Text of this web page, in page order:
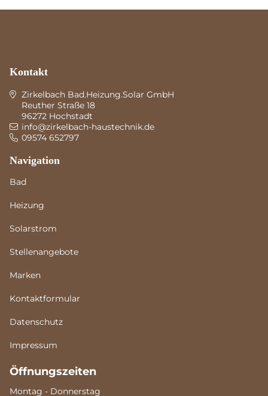
Kontakt
Zirkelbach Bad.Heizung.Solar GmbH
Reuther Straße 18
96272 Hochstadt
info@zirkelbach-haustechnik.de
09574 652797
Navigation
Bad
Heizung
Solarstrom
Stellenangebote
Marken
Kontaktformular
Datenschutz
Impressum
Öffnungszeiten
Montag - Donnerstag